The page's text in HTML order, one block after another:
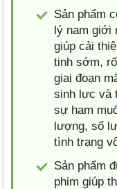
Sản phẩm
lý nam
giúp cải
tinh sớm,
giai đoạn
sinh lực và
sự ham
lượng, số
tình trạng
Sản phẩm
phim giúp